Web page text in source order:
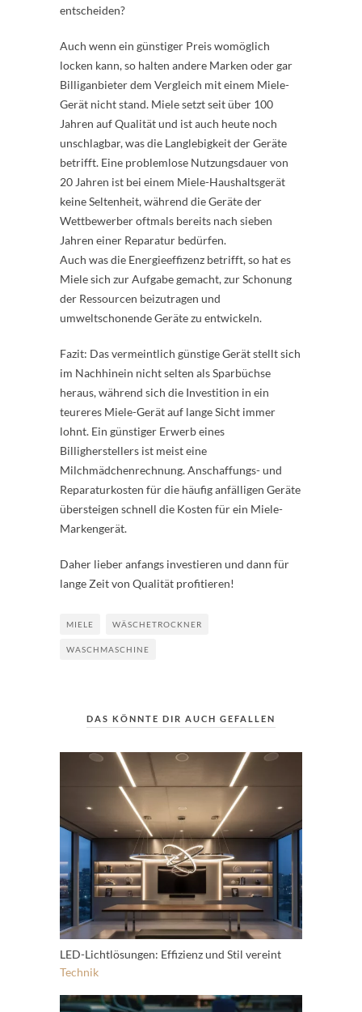
entscheiden?
Auch wenn ein günstiger Preis womöglich
locken kann, so halten andere Marken oder gar
Billiganbieter dem Vergleich mit einem Miele-
Gerät nicht stand. Miele setzt seit über 100
Jahren auf Qualität und ist auch heute noch
unschlagbar, was die Langlebigkeit der Geräte
betrifft. Eine problemlose Nutzungsdauer von
20 Jahren ist bei einem Miele-Haushaltsgerät
keine Seltenheit, während die Geräte der
Wettbewerber oftmals bereits nach sieben
Jahren einer Reparatur bedürfen.
Auch was die Energieeffizenz betrifft, so hat es
Miele sich zur Aufgabe gemacht, zur Schonung
der Ressourcen beizutragen und
umweltschonende Geräte zu entwickeln.
Fazit: Das vermeintlich günstige Gerät stellt sich
im Nachhinein nicht selten als Sparbüchse
heraus, während sich die Investition in ein
teureres Miele-Gerät auf lange Sicht immer
lohnt. Ein günstiger Erwerb eines
Billigherstellers ist meist eine
Milchmädchenrechnung. Anschaffungs- und
Reparaturkosten für die häufig anfälligen Geräte
übersteigen schnell die Kosten für ein Miele-
Markengerät.
Daher lieber anfangs investieren und dann für
lange Zeit von Qualität profitieren!
MIELE WÄSCHETROCKNER
WASCHMASCHINE
DAS KÖNNTE DIR AUCH GEFALLEN
LED-Lichtlösungen: Effizienz und Stil vereint
Technik